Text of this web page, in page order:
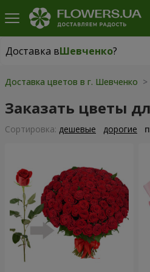
Доставка вШевченко?
Доставка вШевченко|
Доставка цветов в г. Шевченко
Заказать цветы
Cортировка: дешевые дорогие